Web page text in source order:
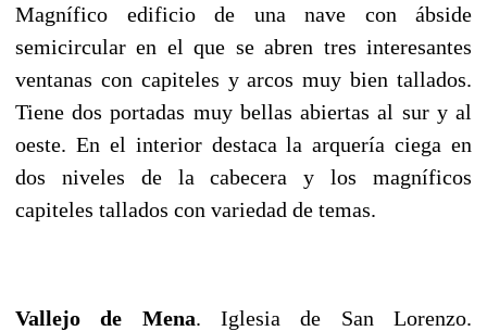
Magnífico edificio de una nave con ábside
semicircular en el que se abren tres interesantes
ventanas con capiteles y arcos muy bien tallados.
Tiene dos portadas muy bellas abiertas al sur y al
oeste. En el interior destaca la arquería ciega en
dos niveles de la cabecera y los magníficos
capiteles tallados con variedad de temas.
Vallejo de Mena. Iglesia de San Lorenzo.